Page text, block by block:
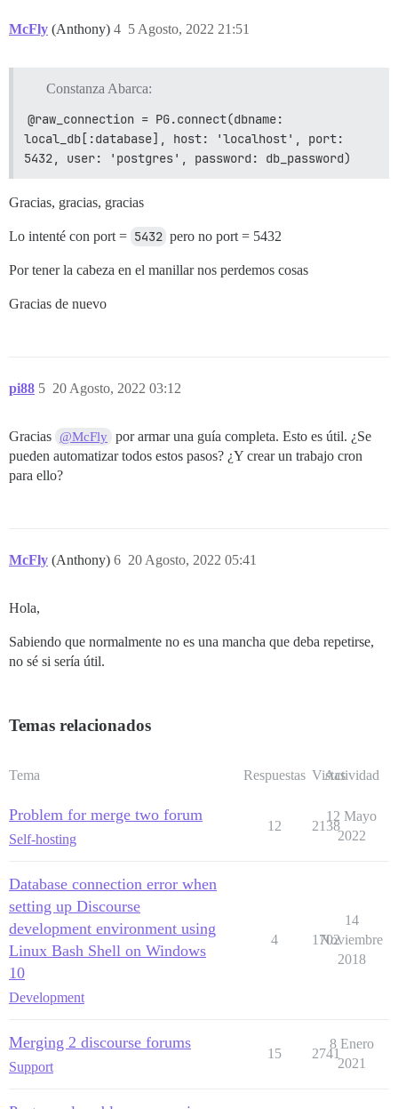
McFly (Anthony) 5 Agosto, 2022 21:51
4
Constanza Abarca:
@raw_connection = PG.connect(dbname:
local_db[:database], host: 'localhost', port:
5432, user: 'postgres', password: db_password)
Gracias, gracias, gracias
Lo intenté con port = 5432 pero no port = 5432
Por tener la cabeza en el manillar nos perdemos cosas
Gracias de nuevo
pi88 20 Agosto, 2022 03:12
5
Gracias @McFly por armar una guía completa. Esto es útil. ¿Se
pueden automatizar todos estos pasos? ¿Y crear un trabajo cron
para ello?
McFly (Anthony) 20 Agosto, 2022 05:41
6
Hola,
Sabiendo que normalmente no es una mancha que deba repetirse,
no sé si sería útil.
Temas relacionados
Tema Respuestas Vistas
Actividad
Problem for merge two forum
Self-hosting
12 2138
12 Mayo
2022
Database connection error when
setting up Discourse
development environment using
Linux Bash Shell on Windows
10
Development
4 1702
14
Noviembre
2018
Merging 2 discourse forums
Support
15 2741
8 Enero
2021